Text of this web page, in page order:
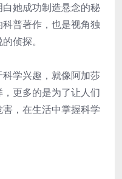
她成功制造悬念的秘
普著作，也是视角独
侦探。
学兴趣，就像阿加莎
更多的是为了让人们
，在生活中掌握科学